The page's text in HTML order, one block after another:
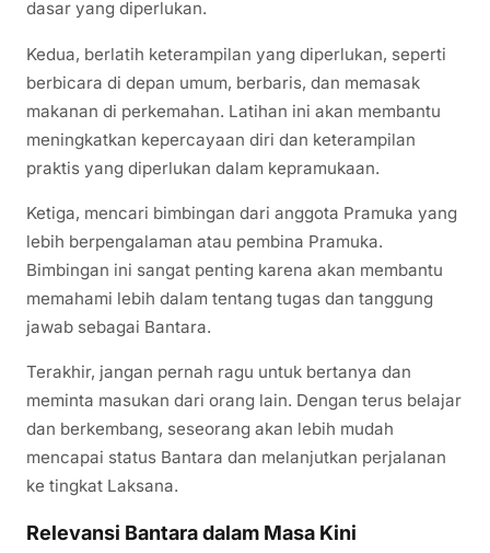
dasar yang diperlukan.
Kedua, berlatih keterampilan yang diperlukan, seperti
berbicara di depan umum, berbaris, dan memasak
makanan di perkemahan. Latihan ini akan membantu
meningkatkan kepercayaan diri dan keterampilan
praktis yang diperlukan dalam kepramukaan.
Ketiga, mencari bimbingan dari anggota Pramuka yang
lebih berpengalaman atau pembina Pramuka.
Bimbingan ini sangat penting karena akan membantu
memahami lebih dalam tentang tugas dan tanggung
jawab sebagai Bantara.
Terakhir, jangan pernah ragu untuk bertanya dan
meminta masukan dari orang lain. Dengan terus belajar
dan berkembang, seseorang akan lebih mudah
mencapai status Bantara dan melanjutkan perjalanan
ke tingkat Laksana.
Relevansi Bantara dalam Masa Kini